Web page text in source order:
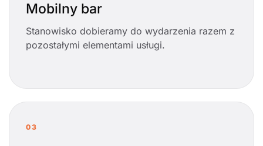
Mobilny bar
Stanowisko dobieramy do wydarzenia razem z
pozostałymi elementami usługi.
03